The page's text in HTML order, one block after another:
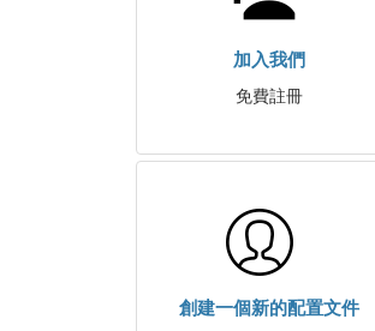
加入我們
免費註冊
創建一個新的配置文件